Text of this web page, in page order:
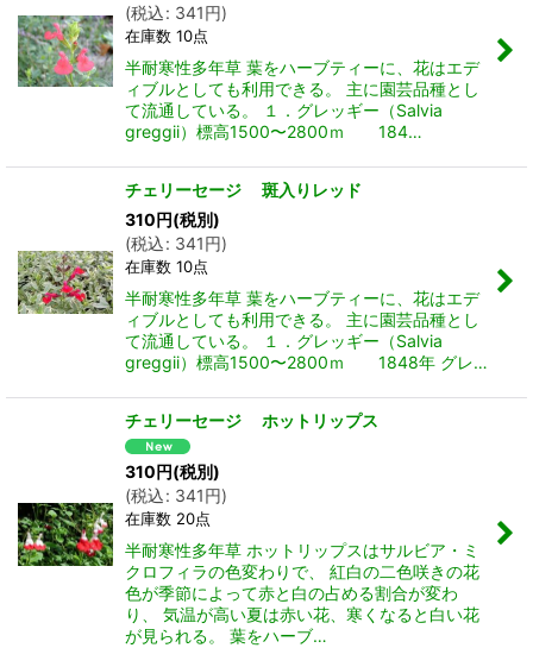
(税込: 341円)
在庫数 10点
半耐寒性多年草 葉をハーブティーに、花はエデ
ィブルとしても利用できる。 主に園芸品種とし
て流通している。 １．グレッギー（Salvia
greggii）標高1500〜2800ｍ 184…
チェリーセージ 斑入りレッド
310円(税別)
(税込: 341円)
在庫数 10点
半耐寒性多年草 葉をハーブティーに、花はエデ
ィブルとしても利用できる。 主に園芸品種とし
て流通している。 １．グレッギー（Salvia
greggii）標高1500〜2800ｍ 1848年 グレ…
チェリーセージ ホットリップス
310円(税別)
(税込: 341円)
在庫数 20点
半耐寒性多年草 ホットリップスはサルビア・ミ
クロフィラの色変わりで、 紅白の二色咲きの花
色が季節によって赤と白の占める割合が変わ
り、 気温が高い夏は赤い花、寒くなると白い花
が見られる。 葉をハーブ…